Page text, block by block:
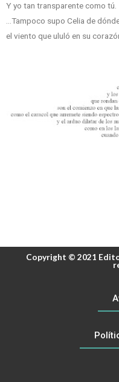
Y yo tan transparente como tú.
…Tampoco supo Celia de
el viento que ululó en su
Copyright © 2021